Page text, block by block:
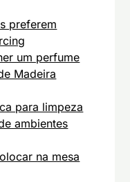
preferem
um perfume
Madeira
para limpeza
ambientes
na mesa